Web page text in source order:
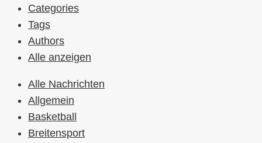
Categories
Tags
Authors
Alle anzeigen
Alle Nachrichten
Allgemein
Basketball
Breitensport